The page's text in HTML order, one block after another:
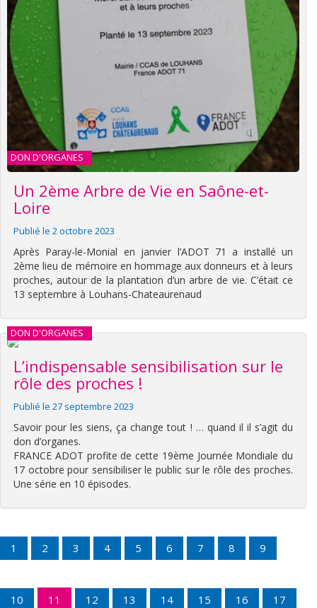
DON D'ORGANES
Un 2ème Arbre de Vie en Saône-et-
Loire
Publié le 2 octobre 2023
Après Paray-le-Monial en janvier l’ADOT 71 a installé un
2ème lieu de mémoire en hommage aux donneurs et à leurs
proches, autour de la plantation d’un arbre de vie. C’était ce
13 septembre à Louhans-Chateaurenaud
DON D'ORGANES
L’indispensable sensibilisation sur le
rôle des proches !
Publié le 27 septembre 2023
Savoir pour les siens, ça change tout ! … quand il il s’agit du
don d’organes.
FRANCE ADOT profite de cette 19ème Journée Mondiale du
17 octobre pour sensibiliser le public sur le rôle des proches.
Une série en 10 épisodes.
1 2 3 4 5 6 7 8 9
10 11 12 13 14 15 16 17